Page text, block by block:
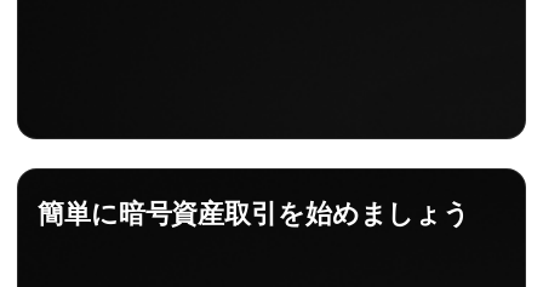
簡単に暗号資産取引を始めましょう